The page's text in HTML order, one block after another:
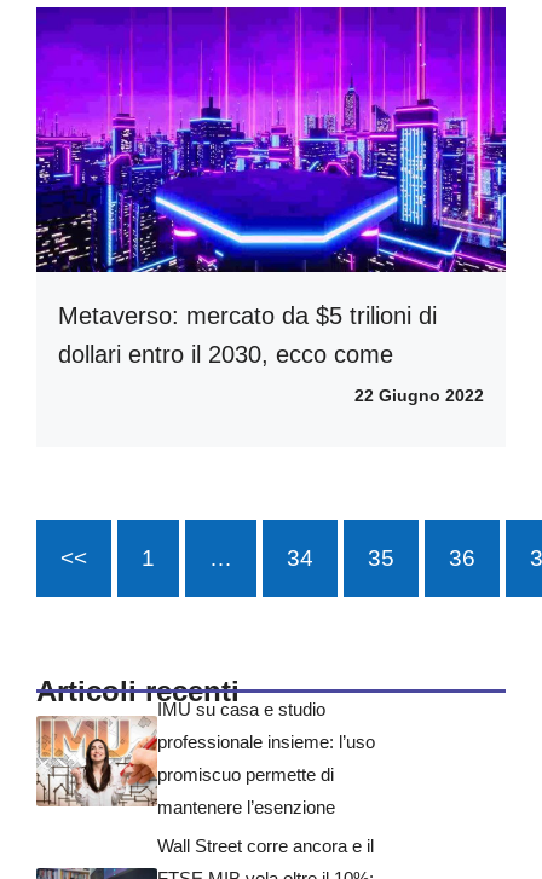
Metaverso: mercato da $5 trilioni di
dollari entro il 2030, ecco come
22 Giugno 2022
<< 1 … 34 35 36
Articoli recenti
IMU su casa e studio
professionale insieme: l’uso
promiscuo permette di
mantenere l’esenzione
Wall Street corre ancora e il